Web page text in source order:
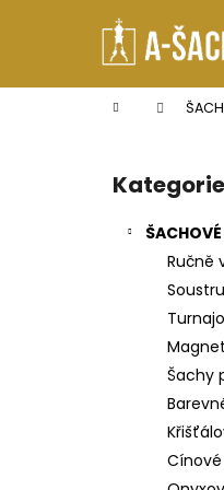
Domů
Přeskočit
kategorie
Kategorie
Ručně
Šachy
í
Zpět
do
Zpět
do